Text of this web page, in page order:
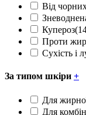
Від
Купероз
Проти
Сухість і
За типом шкіри +
Для
Для